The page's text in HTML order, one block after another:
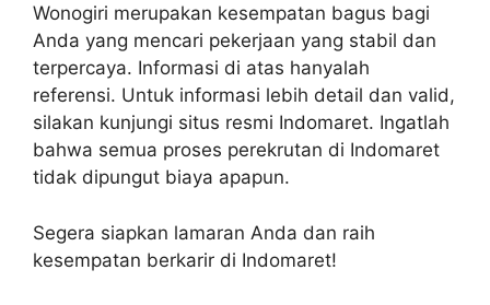
Wonogiri merupakan kesempatan bagus bagi
Anda yang mencari pekerjaan yang stabil dan
terpercaya. Informasi di atas hanyalah
referensi. Untuk informasi lebih detail dan valid,
silakan kunjungi situs resmi Indomaret. Ingatlah
bahwa semua proses perekrutan di Indomaret
tidak dipungut biaya apapun.
Segera siapkan lamaran Anda dan raih
kesempatan berkarir di Indomaret!